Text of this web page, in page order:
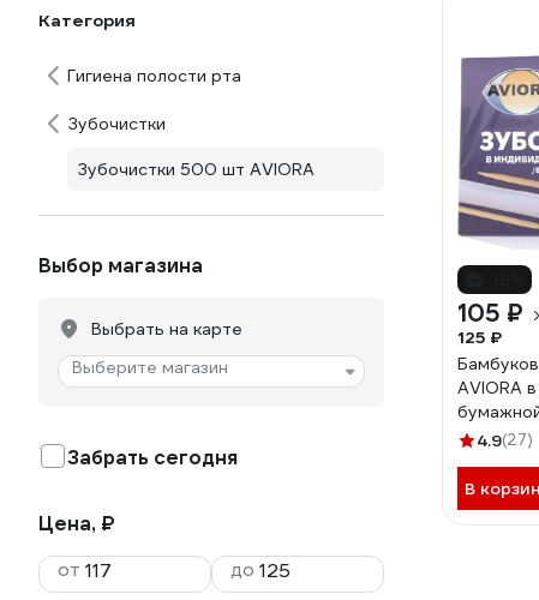
Категория
Гигиена полости рта
Зубочистки
Зубочистки 500 шт AVIORA
Выбор магазина
Выбрать на карте
Выберите магазин
Забрать сегодня
Цена, ₽
от
до
105 ₽
125 ₽
AVIORA
4.9(27)
В